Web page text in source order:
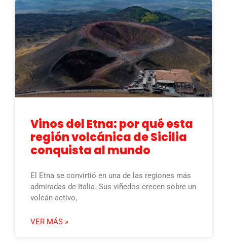
Vinos del Etna: por qué esta
región volcánica de Sicilia
conquista al mundo
El Etna se convirtió en una de las regiones más
admiradas de Italia. Sus viñedos crecen sobre un
volcán activo,
VER MÁS »